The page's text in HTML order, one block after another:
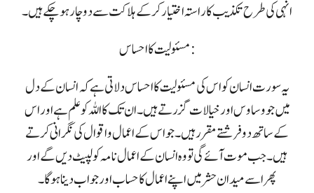
انہی کی طرح تکذیب کا راستہ اختیار کر کے ہلاکت سے دو چار ہو چکے ہیں۔
مسئولیت کا احساس :
یہ سورت انسان کو اس کی مسئولیت کا احساس دلاتی ہے کہ انسان کے دل
میں جو وساوس اور خیالات گزرتے ہیں۔ ان تک کا اللہ کو علم ہے اور اس
کے ساتھ دو فرشتے مقرر ہیں۔ جو اس کے اعمال و اقوال کی نگرانی کرتے
ہیں۔ جب موت آئے گی تو وہ انسان کے اعمال نامہ کو لپیٹ دیں گے اور
پھر اسے میدان حشر میں اپنے اعمال کا حساب اور جواب دینا ہوگا۔